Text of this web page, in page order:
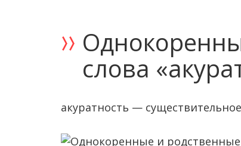
слова
акуратность —